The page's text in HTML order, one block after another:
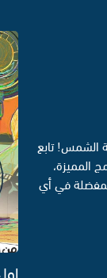
الشمس! تابع
المميزة،
في أي